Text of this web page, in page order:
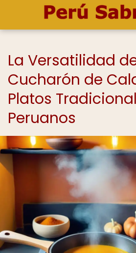
La Versatilidad
Cucharón de
Platos
Peruanos